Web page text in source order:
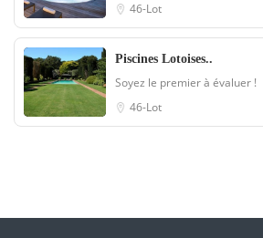
46-Lot
Piscines Lotoises..
Soyez le premier à évaluer !
46-Lot